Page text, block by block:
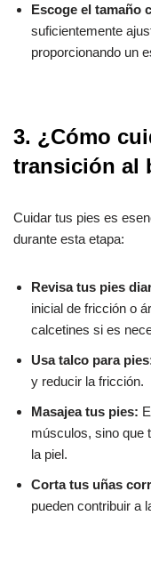
Escoge el tamaño
suficientemente
proporcionando un
3. ¿Cómo
transición al
Cuidar tus pies es
durante esta etapa:
Revisa tus pies
inicial de fricción o
calcetines si es
Usa talco para
y reducir la fricción.
Masajea tus pies:
músculos, sino que
la piel.
Corta tus uñas
pueden contribuir a